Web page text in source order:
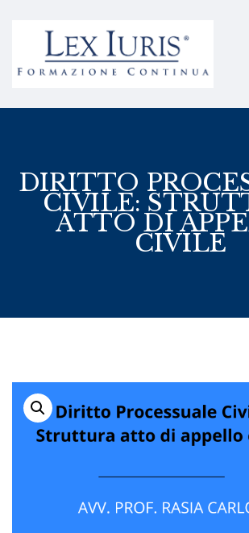
DIRITTO
CIVILE:
ATTO DI
CIVILE